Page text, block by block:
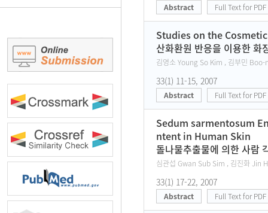
Abstract Full Text for PDF
Studies on the
산화환원 반응을 이용한 화
김영소 Young So Kim , 김부민
33(1) 11-15, 2007
Abstract Full Text for PDF
Sedum sarmentosum
ntent in Human Skin
돌나물추출물에 의한 사
심관섭 Gwan Sub Sim , 김진화 Jin
33(1) 17-22, 2007
Abstract Full Text for PDF